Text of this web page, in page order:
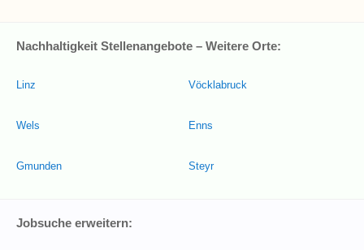
Nachhaltigkeit Stellenangebote – Weitere Orte:
Linz
Wels
Gmunden
Vöcklabruck
Enns
Steyr
Jobsuche erweitern: